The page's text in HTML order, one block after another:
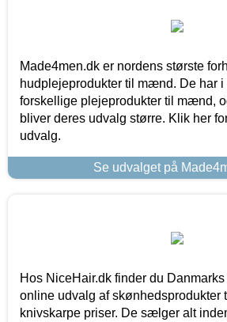
Made4men.dk er nordens største
hudplejeprodukter til mænd. De har i
forskellige plejeprodukter til mænd,
bliver deres udvalg større. Klik her
udvalg.
Se udvalget på
Hos NiceHair.dk finder du
online udvalg af skønhedsprodukter
knivskarpe priser. De sælger alt